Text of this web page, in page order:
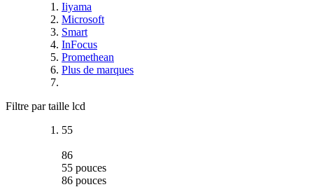
Iiyama
Microsoft
Smart
InFocus
Promethean
Plus de marques
Filtre par taille lcd
55
86
55 pouces
86 pouces